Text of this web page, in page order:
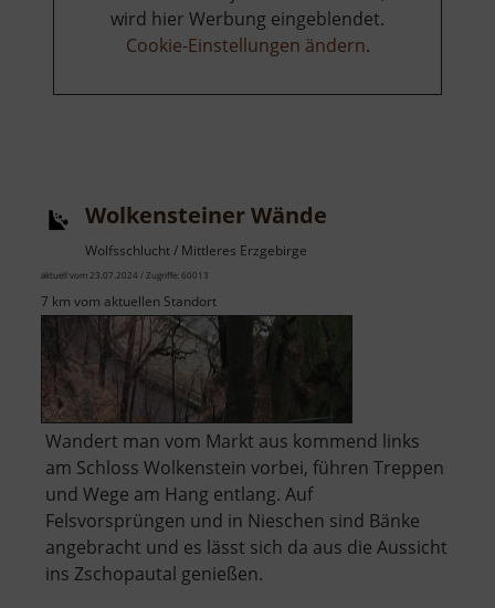
wird hier Werbung eingeblendet.
Cookie-Einstellungen ändern.
Wolkensteiner Wände
Wolfsschlucht / Mittleres Erzgebirge
aktuell vom 23.07.2024 / Zugriffe: 60013
7 km vom aktuellen Standort
Wandert man vom Markt aus kommend links
am Schloss Wolkenstein vorbei, führen Treppen
und Wege am Hang entlang. Auf
Felsvorsprüngen und in Nieschen sind Bänke
angebracht und es lässt sich da aus die Aussicht
ins Zschopautal genießen.